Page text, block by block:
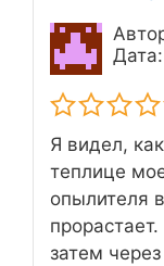
Я видел,
теплице
опылителя
затем